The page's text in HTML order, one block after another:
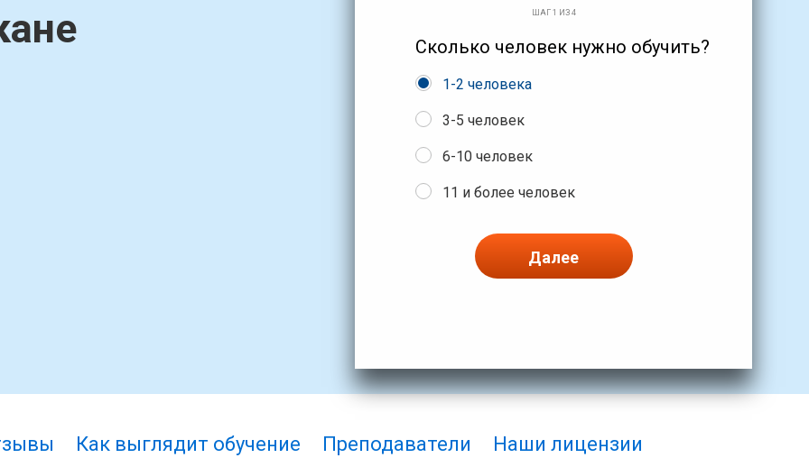
ШАГ 1 ИЗ 4
Сколько человек нужно обучить?
1-2 человека
3-5 человек
6-10 человек
11 и более человек
Далее
Как выглядит обучение Преподаватели
Наши лицензии